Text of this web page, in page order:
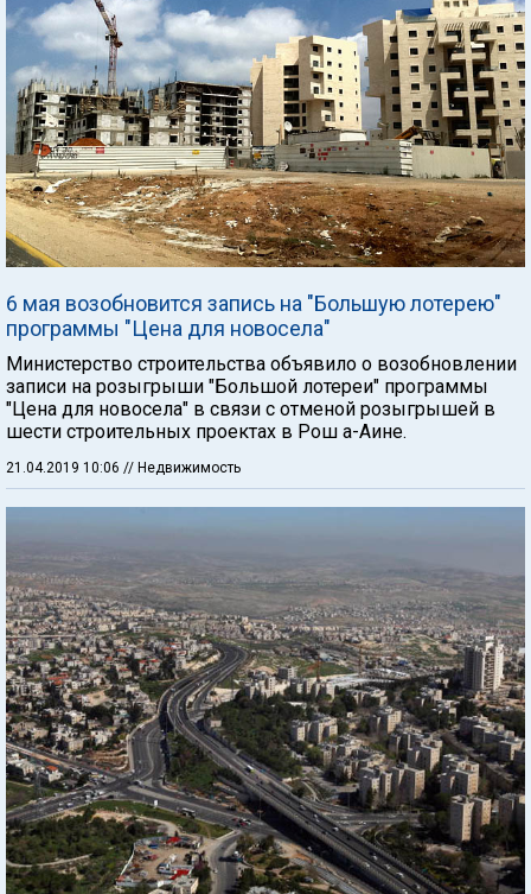
6 мая возобновится запись на "Большую лотерею"
программы "Цена для новосела"
Министерство строительства объявило о возобновлении
записи на розыгрыши "Большой лотереи" программы
"Цена для новосела" в связи с отменой розыгрышей в
шести строительных проектах в Рош а-Аине.
21.04.2019 10:06 // Недвижимость